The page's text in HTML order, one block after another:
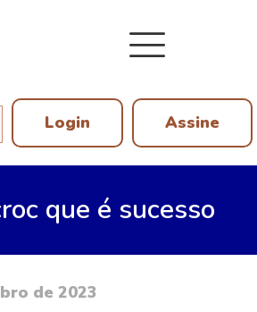
Login Assine
que é sucesso
de 2023